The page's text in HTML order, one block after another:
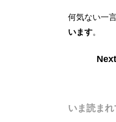
何気ない一
います。
いま読ま